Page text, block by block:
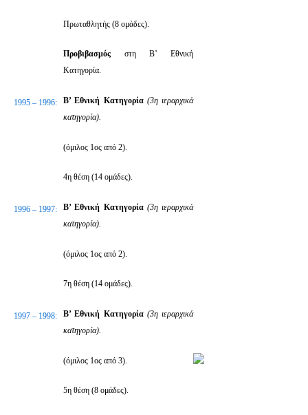
Πρωταθλητής (8 ομάδες).
Προβιβασμός στη Β’ Εθνική
Κατηγορία.
1995 – 1996: Β’ Εθνική Κατηγορία(3η ιεραρχικά
κατηγορία).
(όμιλος 1ος από 2).
4η θέση (14 ομάδες).
1996 – 1997: Β’ Εθνική Κατηγορία(3η ιεραρχικά
κατηγορία).
(όμιλος 1ος από 2).
7η θέση (14 ομάδες).
1997 – 1998: Β’ Εθνική Κατηγορία(3η ιεραρχικά
κατηγορία).
(όμιλος 1ος από 3).
5η θέση (8 ομάδες).